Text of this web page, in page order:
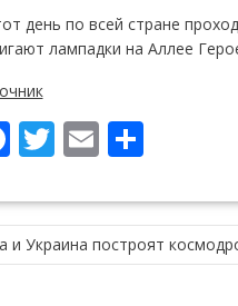
день по всей стране
лампадки на Аллее
F
e
b
o
T
itt
er
E
ai
l
П
ді
л
и
и Украина построят